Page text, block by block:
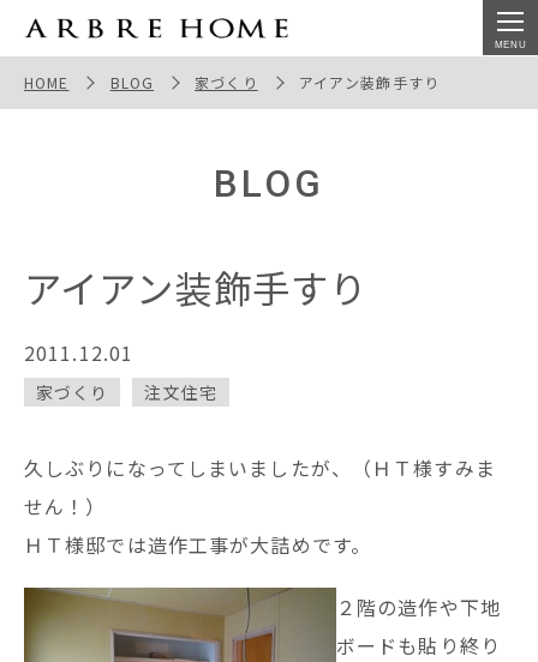
アイアン装飾手すり
HOME BLOG 家づくり アイアン装飾手すり
BLOG
アイアン装飾手すり
2011.12.01
家づくり 注文住宅
久しぶりになってしまいましたが、（ＨＴ様すみま
せん！）
ＨＴ様邸では造作工事が大詰めです。
２階の造作や下地
ボードも貼り終り